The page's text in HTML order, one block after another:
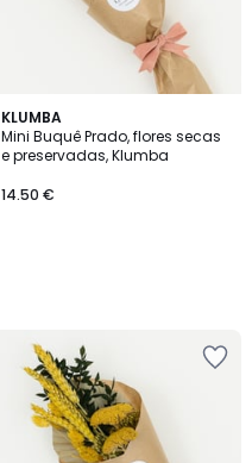
KLUMBA
Mini Buquê Prado, flores secas
e preservadas, Klumba
14.50 €